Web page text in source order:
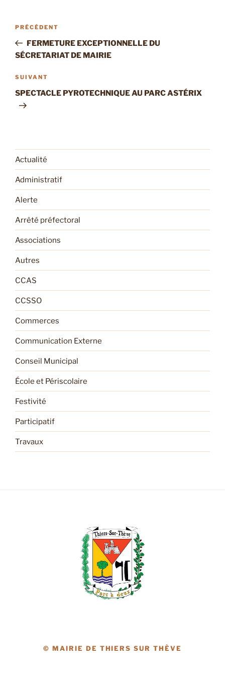
Navigation
l’article
Article
précédent
PRÉCÉDENT
FERMETURE EXCEPTIONNELLE DU
SÉCRETARIAT DE MAIRIE
Article
suivant
SUIVANT
SPECTACLE PYROTECHNIQUE AU PARC ASTÉRIX
Actualité
Administratif
Alerte
Arrêté préfectoral
Associations
Autres
CCAS
CCSSO
Commerces
Communication Externe
Conseil Municipal
École et Périscolaire
Festivité
Participatif
Travaux
© MAIRIE DE THIERS SUR THÈVE